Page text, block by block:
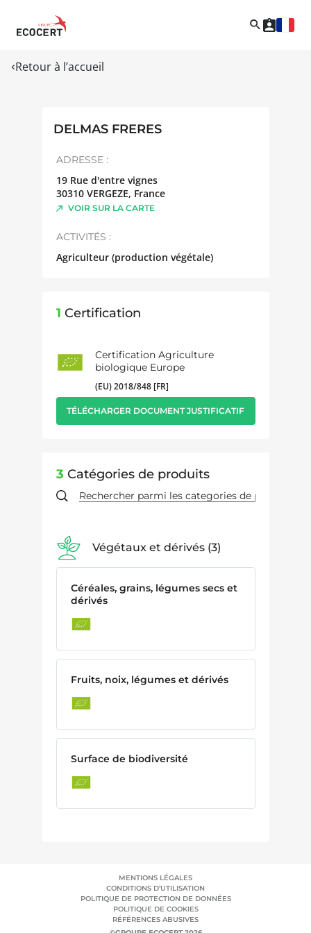
Retour à l’accueil
DELMAS FRERES
ADRESSE :
19 Rue d'entre vignes
30310 VERGEZE, France
VOIR SUR LA CARTE
ACTIVITÉS :
Agriculteur (production végétale)
1 Certification
Certification Agriculture
biologique Europe
(EU) 2018/848 [FR]
TÉLÉCHARGER DOCUMENT JUSTIFICATIF
3 Catégories de produits
Végétaux et dérivés 3
Céréales, grains, légumes secs et
dérivés
Fruits, noix, légumes et dérivés
Surface de biodiversité
MENTIONS LÉGALES
CONDITIONS D’UTILISATION
POLITIQUE DE PROTECTION DE DONNÉES
POLITIQUE DE COOKIES
RÉFÉRENCES ABUSIVES